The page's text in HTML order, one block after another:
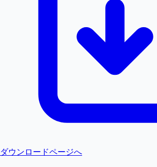
ダウンロードページへ